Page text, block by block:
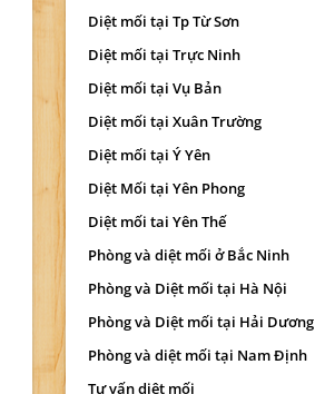
Diệt mối tại Tp Từ Sơn
Diệt mối tại Trực Ninh
Diệt mối tại Vụ Bản
Diệt mối tại Xuân Trường
Diệt mối tại Ý Yên
Diệt Mối tại Yên Phong
Diệt mối tai Yên Thế
Phòng và diệt mối ở Bắc Ninh
Phòng và Diệt mối tại Hà Nội
Phòng và Diệt mối tại Hải Dương
Phòng và diệt mối tại Nam Định
Tư vấn diệt mối